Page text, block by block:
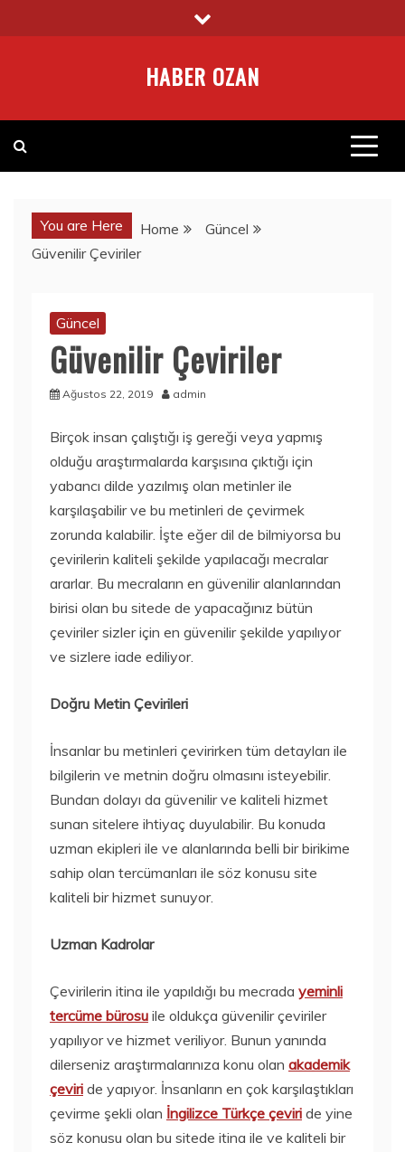
to
HABER OZAN
You are Here Home
Güncel
Güvenilir Çeviriler
Güncel
Güvenilir Çeviriler
Ağustos 22, 2019 admin
Birçok insan çalıştığı iş gereği veya yapmış
olduğu araştırmalarda karşısına çıktığı için
yabancı dilde yazılmış olan metinler ile
karşılaşabilir ve bu metinleri de çevirmek
zorunda kalabilir. İşte eğer dil de bilmiyorsa bu
çevirilerin kaliteli şekilde yapılacağı mecralar
ararlar. Bu mecraların en güvenilir alanlarından
birisi olan bu sitede de yapacağınız bütün
çeviriler sizler için en güvenilir şekilde yapılıyor
ve sizlere iade ediliyor.
Doğru Metin Çevirileri
İnsanlar bu metinleri çevirirken tüm detayları ile
bilgilerin ve metnin doğru olmasını isteyebilir.
Bundan dolayı da güvenilir ve kaliteli hizmet
sunan sitelere ihtiyaç duyulabilir. Bu konuda
uzman ekipleri ile ve alanlarında belli bir birikime
sahip olan tercümanları ile söz konusu site
kaliteli bir hizmet sunuyor.
Uzman Kadrolar
Çevirilerin itina ile yapıldığı bu mecrada yeminli
tercüme bürosu ile oldukça güvenilir çeviriler
yapılıyor ve hizmet veriliyor. Bunun yanında
dilerseniz araştırmalarınıza konu olan akademik
çeviri de yapıyor. İnsanların en çok karşılaştıkları
çevirme şekli olan İngilizce Türkçe çeviri de yine
söz konusu olan bu sitede itina ile ve kaliteli bir